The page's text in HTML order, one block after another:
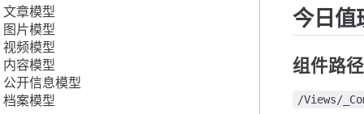
文章模型
图片模型
视频模型
内容模型
公开信息模型
档案模型
今日
组件路径
/Views/